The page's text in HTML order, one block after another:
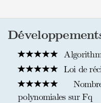
Loi de
polynomiales sur Fq